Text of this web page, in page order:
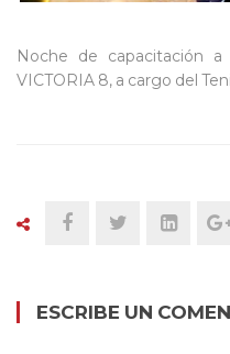
Noche de capacitación
VICTORIA 8, a cargo del
ESCRIBE UN